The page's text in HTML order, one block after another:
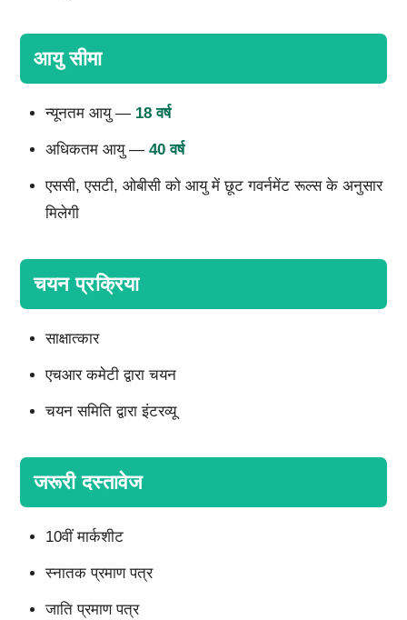
आयु सीमा
न्यूनतम आयु — 18 वर्ष
अधिकतम आयु — 40 वर्ष
एससी, एसटी, ओबीसी को आयु में छूट गवर्नमेंट रूल्स के अनुसार
मिलेगी
चयन प्रक्रिया
साक्षात्कार
एचआर कमेटी द्वारा चयन
चयन समिति द्वारा इंटरव्यू
जरूरी दस्तावेज
10वीं मार्कशीट
स्नातक प्रमाण पत्र
जाति प्रमाण पत्र